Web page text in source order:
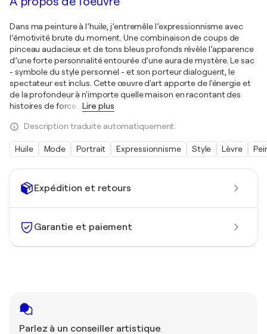
Expédition et retours
Garantie et paiement
Parlez à un conseiller artistique
Dans ma peinture à l’huile, j’entremêle l’expressionnisme avec
l’émotivité brute du moment. Une combinaison de coups de
pinceau audacieux et de tons bleus profonds révèle l’apparence
d’une forte personnalité entourée d’une aura de mystère. Le sac
- symbole du style personnel - et son porteur dialoguent, le
spectateur est inclus. Cette œuvre d'art apporte de l'énergie et
de la profondeur à n'importe quelle maison en racontant des
histoires de force
Lire plus
Description traduite automatiquement.
Huile Mode Portrait Expressionnisme Style Lèvre